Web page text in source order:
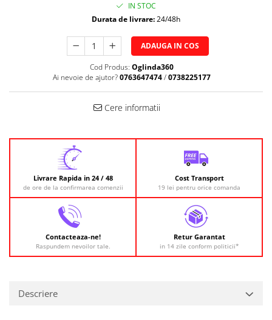
IN STOC
Durata de livrare:24/48h
ADAUGA IN COS
Cod Produs: Oglinda360
Ai nevoie de ajutor? 0763647474 /0738225177
Cere informatii
Livrare Rapida in 24 / 48
de ore de la confirmarea comenzii
Cost Transport
19 lei pentru orice comanda
Contacteaza-ne!
Raspundem nevoilor tale.
Retur Garantat
in 14 zile conform politicii*
Descriere